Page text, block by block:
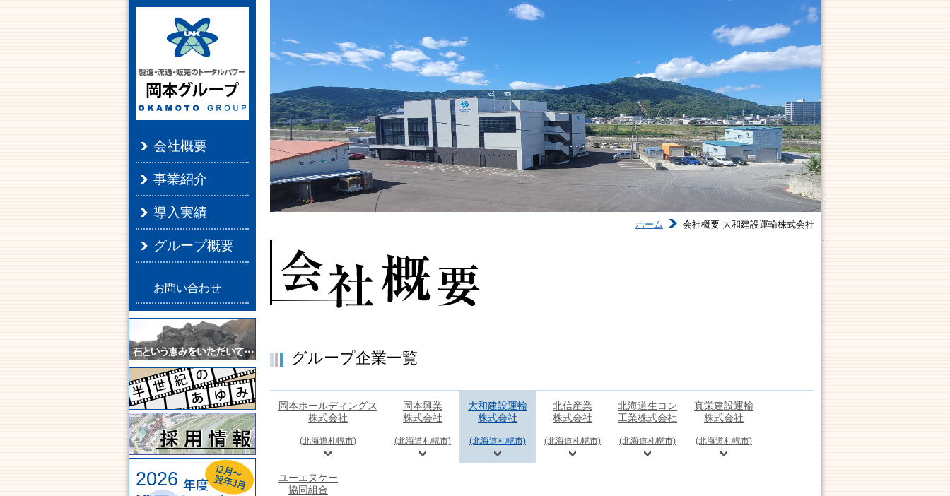
会社概要
事業紹介
導入実績
グループ概要
お問い合わせ
2026
ホーム 会社概要-大和建設運輸株式会社
グループ企業一覧
岡本ホールディングス
株式会社
(北海道札幌市)
岡本興業
株式会社
(北海道札幌市)
大和建設運輸
株式会社
(北海道札幌市)
北信産業
株式会社
(北海道札幌市)
北海道生コン
工業株式会社
(北海道札幌市)
真栄建設運輸
株式会社
(北海道札幌市)
ユーエヌケー
協同組合